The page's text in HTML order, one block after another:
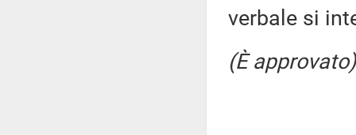
verbale si
(È approvato)